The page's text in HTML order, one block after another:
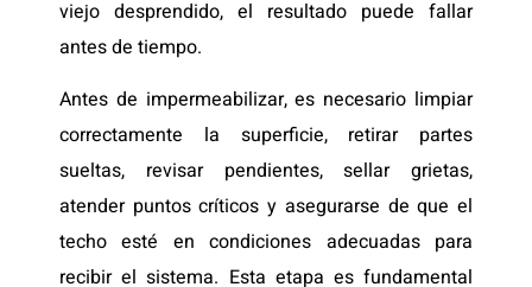
viejo desprendido, el resultado puede fallar
antes de tiempo.
Antes de impermeabilizar, es necesario limpiar
correctamente la superficie, retirar partes
sueltas, revisar pendientes, sellar grietas,
atender puntos críticos y asegurarse de que el
techo esté en condiciones adecuadas para
recibir el sistema. Esta etapa es fundamental